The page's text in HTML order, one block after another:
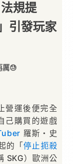
規提
引發玩家
厲😓
營運後便完全
己購買的遊戲
羅斯・史
的「停止扼殺
SKG）歐洲公